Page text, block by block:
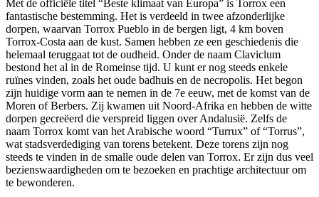
Met de officiële titel “Beste klimaat van Europa” is Torrox een
fantastische bestemming. Het is verdeeld in twee afzonderlijke
dorpen, waarvan Torrox Pueblo in de bergen ligt, 4 km boven
Torrox-Costa aan de kust. Samen hebben ze een geschiedenis die
helemaal teruggaat tot de oudheid. Onder de naam Claviclum
bestond het al in de Romeinse tijd. U kunt er nog steeds enkele
ruïnes vinden, zoals het oude badhuis en de necropolis. Het begon
zijn huidige vorm aan te nemen in de 7e eeuw, met de komst van de
Moren of Berbers. Zij kwamen uit Noord-Afrika en hebben de witte
dorpen gecreëerd die verspreid liggen over Andalusië. Zelfs de
naam Torrox komt van het Arabische woord “Turrux” of “Torrus”,
wat stadsverdediging van torens betekent. Deze torens zijn nog
steeds te vinden in de smalle oude delen van Torrox. Er zijn dus veel
bezienswaardigheden om te bezoeken en prachtige architectuur om
te bewonderen.